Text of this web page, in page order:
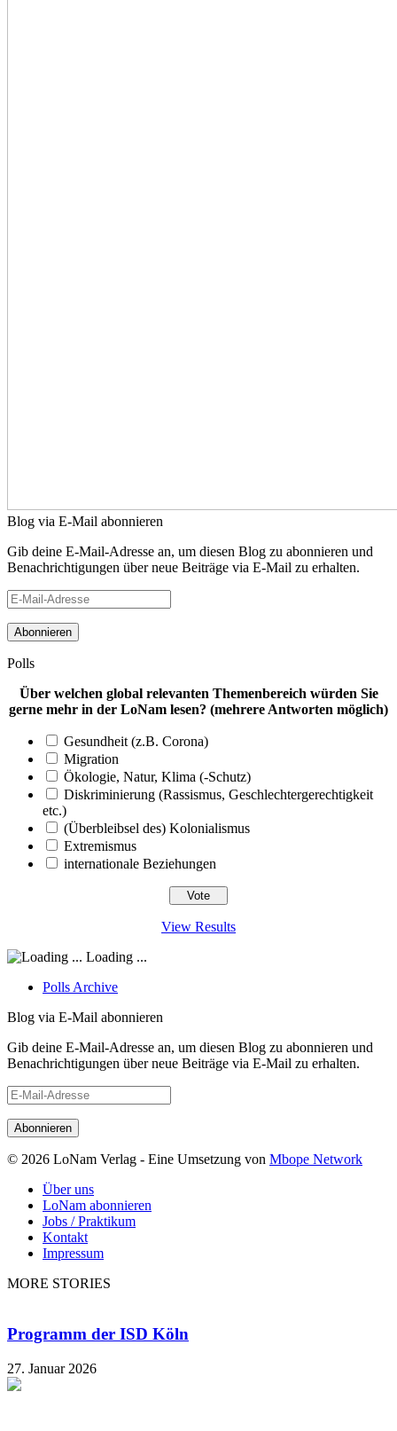
Blog via E-Mail abonnieren
Gib deine E-Mail-Adresse an, um diesen Blog zu abonnieren und
Benachrichtigungen über neue Beiträge via E-Mail zu erhalten.
E-
Mail-
Adresse
Polls
Über welchen global relevanten Themenbereich würden Sie
gerne mehr in der LoNam lesen? (mehrere Antworten möglich)
Gesundheit (z.B. Corona)
Migration
Ökologie, Natur, Klima (-Schutz)
Diskriminierung (Rassismus, Geschlechtergerechtigkeit
etc.)
(Überbleibsel des) Kolonialismus
Extremismus
internationale Beziehungen
View Results
Loading ...
Polls Archive
Blog via E-Mail abonnieren
Gib deine E-Mail-Adresse an, um diesen Blog zu abonnieren und
Benachrichtigungen über neue Beiträge via E-Mail zu erhalten.
E-
Mail-
Adresse
© 2026 LoNam Verlag - Eine Umsetzung von Mbope Network
Über uns
LoNam abonnieren
Jobs / Praktikum
Kontakt
Impressum
MORE STORIES
Programm der ISD Köln
27. Januar 2026